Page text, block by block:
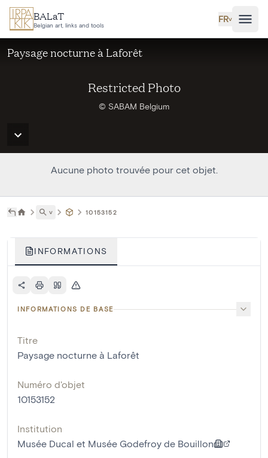
Aller au contenu principal
BALaT
Belgian art, links and tools
FR˅
Restricted Photo
© SABAM Belgium
Paysage nocturne à Laforêt
Aucune photo trouvée pour cet objet.
˅ 10153152
INFORMATIONS
INFORMATIONS DE BASE
Titre
Paysage nocturne à Laforêt
Numéro d'objet
10153152
Institution
Musée Ducal et Musée Godefroy de Bouillon